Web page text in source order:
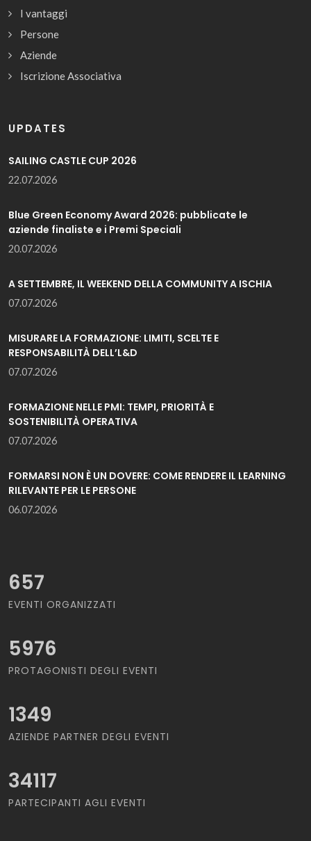
I vantaggi
Persone
Aziende
Iscrizione Associativa
UPDATES
SAILING CASTLE CUP 2026
22.07.2026
Blue Green Economy Award 2026: pubblicate le
aziende finaliste e i Premi Speciali
20.07.2026
A SETTEMBRE, IL WEEKEND DELLA COMMUNITY A ISCHIA
07.07.2026
MISURARE LA FORMAZIONE: LIMITI, SCELTE E
RESPONSABILITÀ DELL’L&D
07.07.2026
FORMAZIONE NELLE PMI: TEMPI, PRIORITÀ E
SOSTENIBILITÀ OPERATIVA
07.07.2026
FORMARSI NON È UN DOVERE: COME RENDERE IL LEARNING
RILEVANTE PER LE PERSONE
06.07.2026
657
EVENTI ORGANIZZATI
5976
PROTAGONISTI DEGLI EVENTI
1349
AZIENDE PARTNER DEGLI EVENTI
34117
PARTECIPANTI AGLI EVENTI